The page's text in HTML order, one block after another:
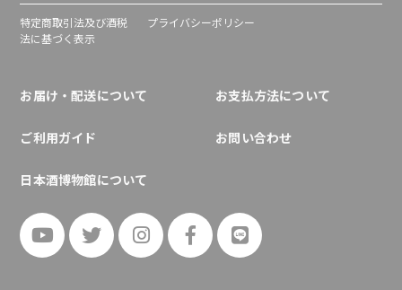
特定商取引法及び酒税
法に基づく表示
プライバシーポリシー
お届け・配送について お支払方法について
ご利用ガイド お問い合わせ
日本酒博物館について